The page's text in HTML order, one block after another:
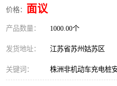
价格： 面议
产品数量： 1000.00个
发货地址： 江苏省苏州姑苏区
关键词： 株洲非机动车充电桩